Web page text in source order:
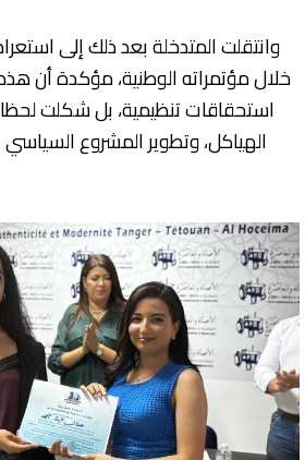
وانتقلت المتدخلة بعد ذلك إلى
خلال مؤتمراته الوطنية، مؤكدة أن
استحقاقات تنظيمية، بل شكلت
الهياكل، وتطوير المشروع